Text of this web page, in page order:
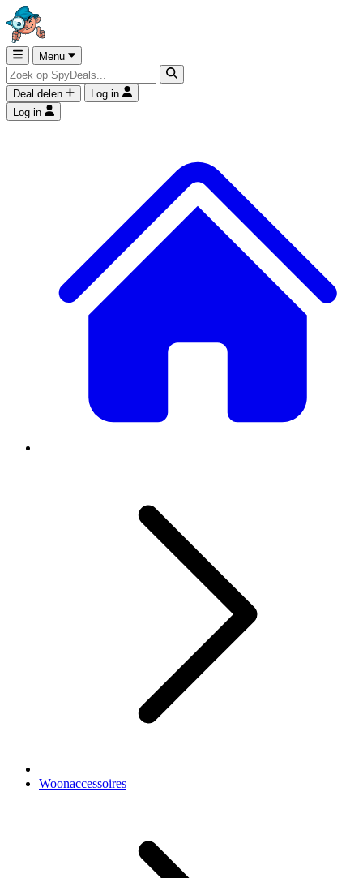
Menu
Deal delen
Log in
Log in
Woonaccessoires